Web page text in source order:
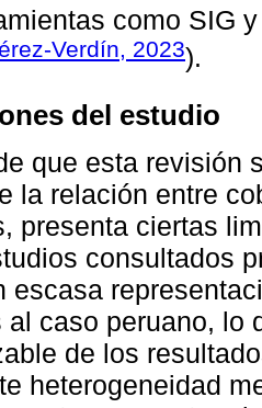
como SIG
Verdín, 2023).
del estudio
que esta revisión
la relación entre
presenta ciertas
consultados
escasa
al caso peruano, lo
de los
heterogeneidad